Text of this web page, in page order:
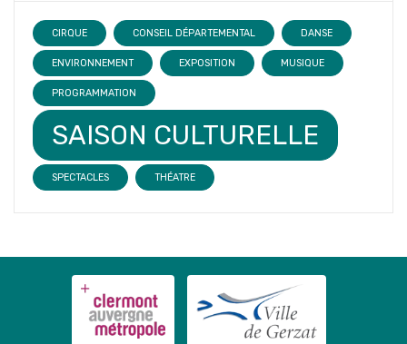
CIRQUE CONSEIL DÉPARTEMENTAL DANSE
ENVIRONNEMENT EXPOSITION MUSIQUE
PROGRAMMATION
SAISON CULTURELLE
SPECTACLES THÉATRE